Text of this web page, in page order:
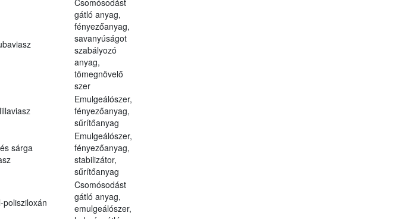
gátló anyag,
fényezőanyag,
savanyúságot
szabályozó
anyag,
tömegnövelő
szer
Emulgeálószer,
fényezőanyag,
sűrítőanyag
sárga
Emulgeálószer,
fényezőanyag,
stabilizátor,
sűrítőanyag
polisziloxán
Csomósodást
gátló anyag,
emulgeálószer,